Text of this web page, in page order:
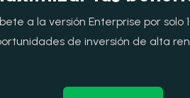
a la versión Enterprise por
de inversión de alta